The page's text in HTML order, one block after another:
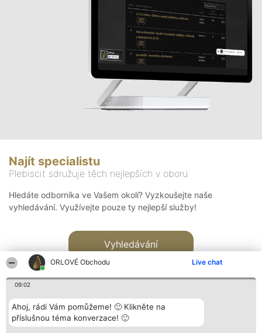
ORLOVÉ Obchodu Live chat
09:02
Ahoj, rádi Vám pomůžeme! 🙂 Klikněte na
příslušnou téma konverzace! 🙂
Najít specialistu
Plebiscit sdružuje těch nejlepších v oboru
Hledáte odborníka ve Vašem okolí? Vyzkoušejte naše
vyhledávání. Využívejte pouze ty nejlepší služby!
Vyhledávání